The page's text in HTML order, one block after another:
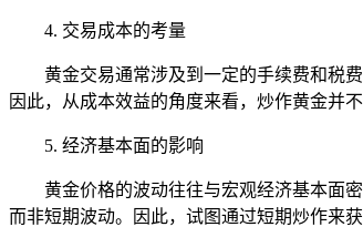
4. 交易成本的考量
黄金交易通常涉及到一定的手续费和税
因此，从成本效益的角度来看，炒作黄金并不
5. 经济基本面的影响
黄金价格的波动往往与宏观经济基本面
而非短期波动。因此，试图通过短期炒作来